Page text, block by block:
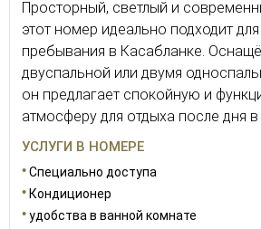
Просторный, светлый и
этот номер идеально подходит
пребывания в Касабланке.
двуспальной или двумя
он предлагает спокойную и
атмосферу для отдыха после дня в
УСЛУГИ В НОМЕРЕ
Специально доступа
Кондиционер
удобства в ванной комнате